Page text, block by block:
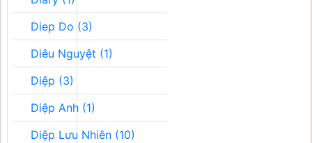
Diep Do (3)
Diêu Nguyệt (1)
Diệp (3)
Diệp Anh (1)
Diệp Lưu Nhiên (10)